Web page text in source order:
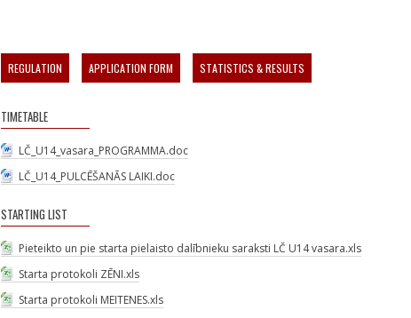
REGULATION APPLICATION FORM STATISTICS & RESULTS
TIMETABLE
LČ_U14_vasara_PROGRAMMA.doc
LČ_U14_PULCĒŠANĀS LAIKI.doc
STARTING LIST
Pieteikto un pie starta pielaisto dalībnieku saraksti LČ U14 vasara.xls
Starta protokoli ZĒNI.xls
Starta protokoli MEITENES.xls